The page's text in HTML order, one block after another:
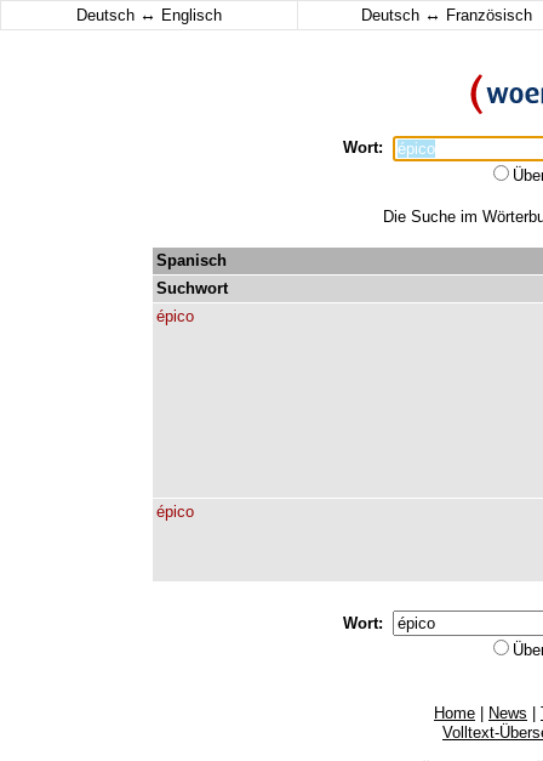
Deutsch ↔ Englisch Deutsch ↔ Französisch
Wort:
Die Suche im
Spanisch
Suchwort
épico
épico
Wort:
Home News
Volltext-